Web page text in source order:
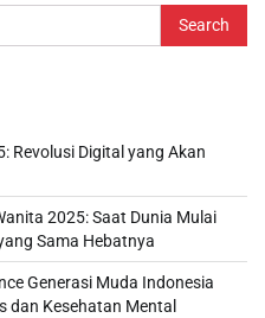
Revolusi Digital yang Akan
2025: Saat Dunia Mulai
Sama Hebatnya
Generasi Muda Indonesia
dan Kesehatan Mental